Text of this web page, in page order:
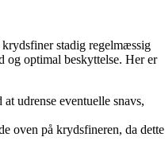
stadig regelmæssig
og optimal beskyttelse. Her er
udrense eventuelle snavs,
oven på krydsfineren, da dette